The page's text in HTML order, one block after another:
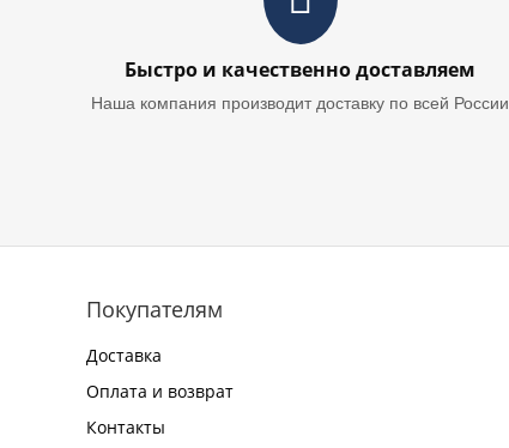
Быстро и качественно доставляем
Наша компания производит доставку по всей России
Покупателям
Доставка
Оплата и возврат
Контакты